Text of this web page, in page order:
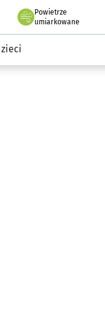
Powietrze
we Wrocławiu
umiarkowane